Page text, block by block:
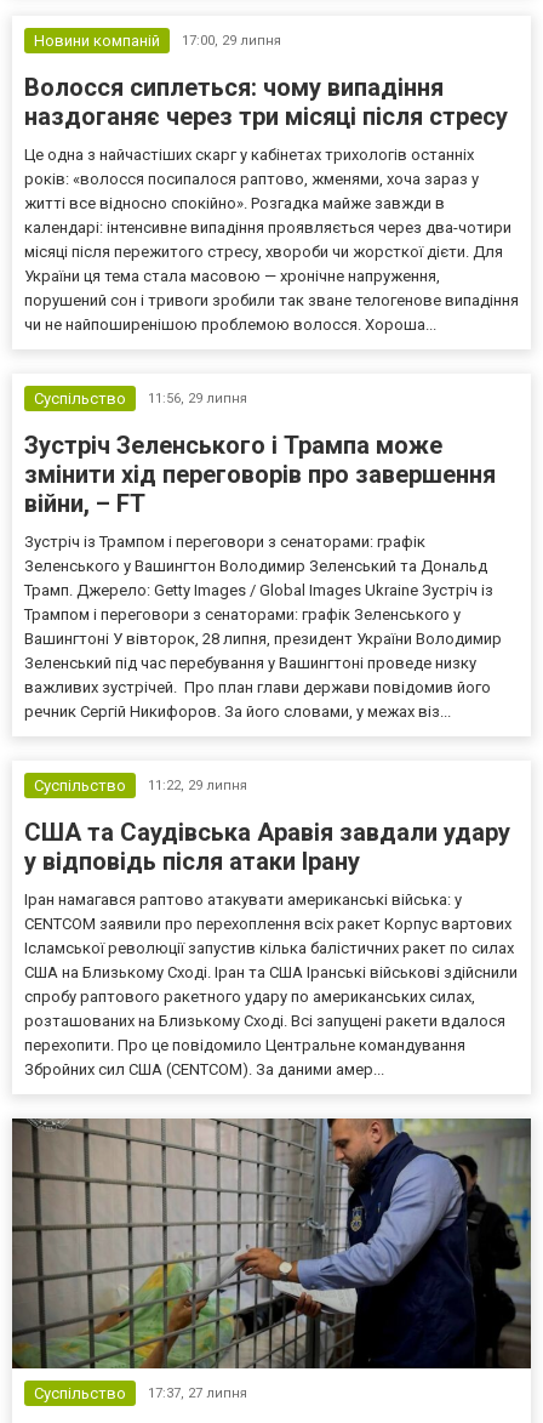
Новини компаній 17:00, 29 липня
Волосся сиплеться: чому випадіння
наздоганяє через три місяці після стресу
Це одна з найчастіших скарг у кабінетах трихологів останніх
років: «волосся посипалося раптово, жменями, хоча зараз у
житті все відносно спокійно». Розгадка майже завжди в
календарі: інтенсивне випадіння проявляється через два-чотири
місяці після пережитого стресу, хвороби чи жорсткої дієти. Для
України ця тема стала масовою — хронічне напруження,
порушений сон і тривоги зробили так зване телогенове випадіння
чи не найпоширенішою проблемою волосся. Хороша...
Суспільство 11:56, 29 липня
Зустріч Зеленського і Трампа може
змінити хід переговорів про завершення
війни, – FT
Зустріч із Трампом і переговори з сенаторами: графік
Зеленського у Вашингтон Володимир Зеленський та Дональд
Трамп. Джерело: Getty Images / Global Images Ukraine Зустріч із
Трампом і переговори з сенаторами: графік Зеленського у
Вашингтоні У вівторок, 28 липня, президент України Володимир
Зеленський під час перебування у Вашингтоні проведе низку
важливих зустрічей. Про план глави держави повідомив його
речник Сергій Никифоров. За його словами, у межах віз...
Суспільство 11:22, 29 липня
США та Саудівська Аравія завдали удару
у відповідь після атаки Ірану
Іран намагався раптово атакувати американські війська: у
CENTCOM заявили про перехоплення всіх ракет Корпус вартових
Ісламської революції запустив кілька балістичних ракет по силах
США на Близькому Сході. Іран та США Іранські військові здійснили
спробу раптового ракетного удару по американських силах,
розташованих на Близькому Сході. Всі запущені ракети вдалося
перехопити. Про це повідомило Центральне командування
Збройних сил США (CENTCOM). За даними амер...
Суспільство 17:37, 27 липня